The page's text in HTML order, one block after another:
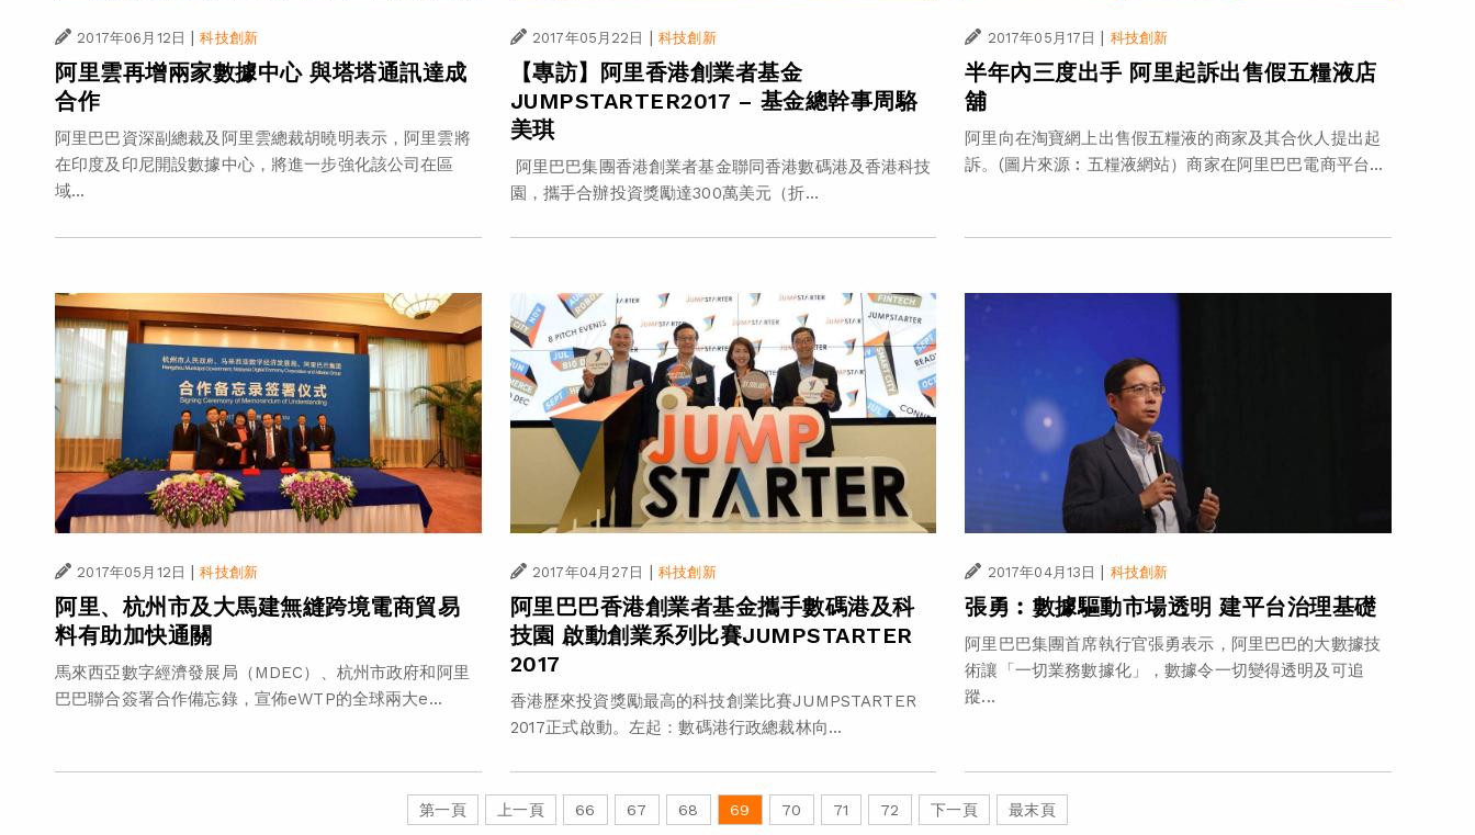
2017年06月12日 | 科技創新
阿里雲再增兩家數據中心 與塔塔通訊達成
合作
阿里巴巴資深副總裁及阿里雲總裁胡曉明表示，阿里雲將
在印度及印尼開設數據中心，將進一步強化該公司在區
域...
2017年05月22日 | 科技創新
【專訪】阿里香港創業者基金
JUMPSTARTER2017 – 基金總幹事周駱
美琪
阿里巴巴集團香港創業者基金聯同香港數碼港及香港科技
園，攜手合辦投資獎勵達300萬美元（折...
2017年05月17日 | 科技創新
半年內三度出手 阿里起訴出售假五糧液店
舖
阿里向在淘寶網上出售假五糧液的商家及其合伙人提出起
訴。(圖片來源︰五糧液網站）商家在阿里巴巴電商平台...
2017年05月12日 | 科技創新
阿里、杭州市及大馬建無縫跨境電商貿易
料有助加快通關
馬來西亞數字經濟發展局（MDEC）、杭州市政府和阿里
巴巴聯合簽署合作備忘錄，宣佈eWTP的全球兩大e...
2017年04月27日 | 科技創新
阿里巴巴香港創業者基金攜手數碼港及科
技園 啟動創業系列比賽JUMPSTARTER
2017
香港歷來投資獎勵最高的科技創業比賽JUMPSTARTER
2017正式啟動。左起：數碼港行政總裁林向...
2017年04月13日 | 科技創新
張勇︰數據驅動市場透明 建平台治理基礎
阿里巴巴集團首席執行官張勇表示，阿里巴巴的大數據技
術讓「一切業務數據化」，數據令一切變得透明及可追
蹤...
第一頁 上一頁 66 67 68 69 70 71 72 下一頁 最末頁